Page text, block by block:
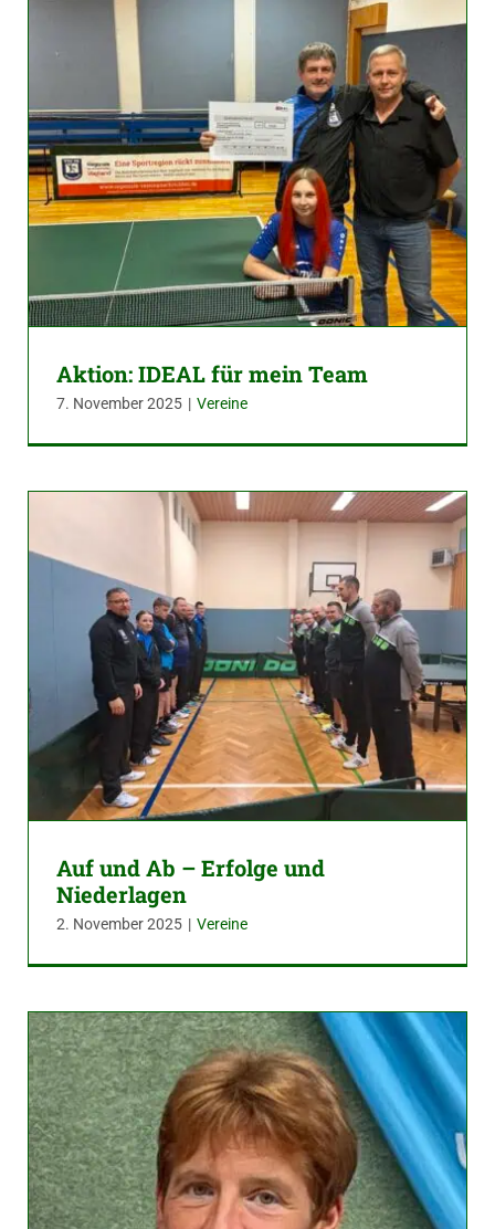
Aktion: IDEAL für mein Team
7. November 2025 | Vereine
Auf und Ab – Erfolge und
Niederlagen
2. November 2025 | Vereine